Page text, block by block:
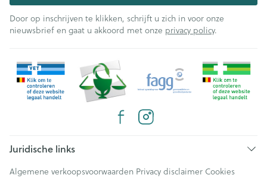
Door op inschrijven te klikken, schrijft u zich in voor onze
nieuwsbrief en gaat u akkoord met onze privacy policy.
Juridische links
Algemene verkoopsvoorwaarden Privacy disclaimer Cookies